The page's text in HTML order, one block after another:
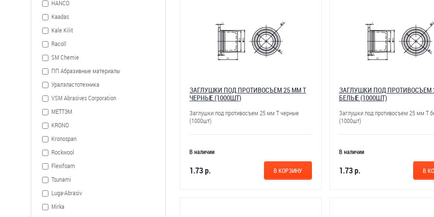
HANCO
Kaadas
Kale Kilit
Racoll
SM Chemie
ПП Абразивные материалы
Уралэластотехника
VSM Abrasives Corporation
МЕТТЭМ
KRONO
Kronospan
Rockwool
Flexifoam
Tsunami
Luga-Abrasiv
Mirka
ЗАГЛУШКИ ПОД ПРОТИВОСЪЕМ 25 ММ Т
ЧЕРНЫЕ (1000ШТ)
Заглушки под противосъем 25 мм Т черные
(1000шт)
В наличии
1.73 р. В КОРЗИНУ
ЗАГЛУШКИ ПОД ПРОТИВОСЪЕМ
БЕЛЫЕ (1000ШТ)
Заглушки под противосъем 25 мм Т
(1000шт)
В наличии
1.73 р. В